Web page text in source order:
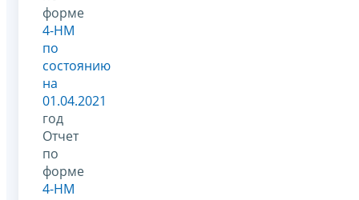
форме
4-НМ
по
состоянию
на
01.04.2021
год
Отчет
по
форме
4-НМ